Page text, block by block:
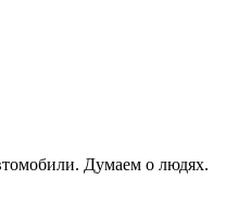
Думаем о людях.